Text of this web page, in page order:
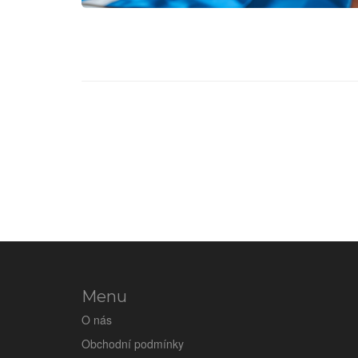
Menu
O nás
Obchodní podmínky